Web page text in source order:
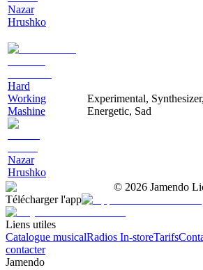
Nazar
Hrushko
Hard
Working
Mashine
Nazar
Hrushko
Experimental, Synthesizer,
Energetic, Sad
© 2026 Jamendo
Télécharger l'app
Liens utiles
Catalogue musicalRadios In-storeTarifs
contacter
Jamendo